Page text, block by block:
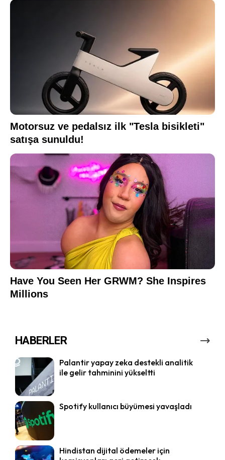
HABERLER
Palantir yapay zeka destekli analitik
ile gelir tahminini yükseltti
Spotify kullanıcı büyümesi yavaşladı
Hindistan dijital ödemeler için